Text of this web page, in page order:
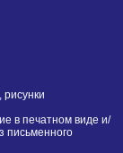
в печатном виде и/
письменного